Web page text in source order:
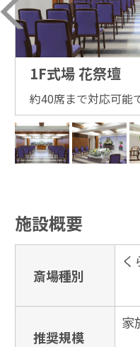
1F式場 花祭壇
約40席まで対応可能
施設概要
斎場種別
く
推奨規模
家